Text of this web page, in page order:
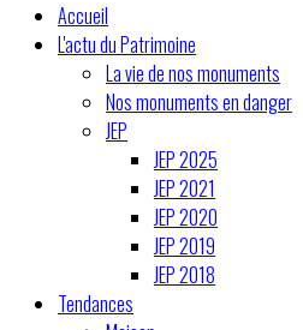
Accueil
L'actu du Patrimoine
La vie de nos monuments
Nos monuments en danger
JEP
JEP 2025
JEP 2021
JEP 2020
JEP 2019
JEP 2018
Tendances